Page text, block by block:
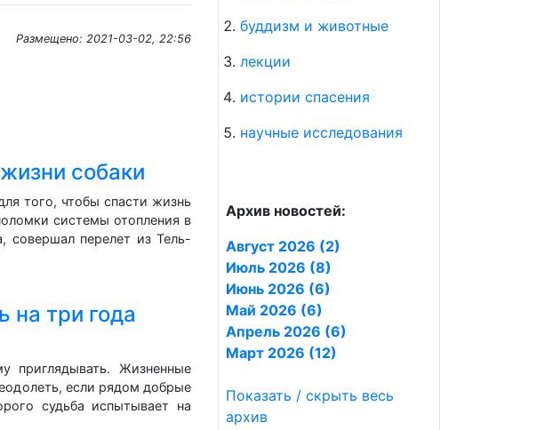
Размещено: 2021-03-02, 22:56
собаки
того, чтобы спасти жизнь
системы отопления в
совершал перелет из Тель-
на три года
приглядывать. Жизненные
если рядом добрые
судьба испытывает на
буддизм и животные
лекции
истории спасения
научные исследования
Архив новостей:
Август 2026 (2)
Июль 2026 (8)
Июнь 2026 (6)
Май 2026 (6)
Апрель 2026 (6)
Март 2026 (12)
Показать / скрыть весь
архив